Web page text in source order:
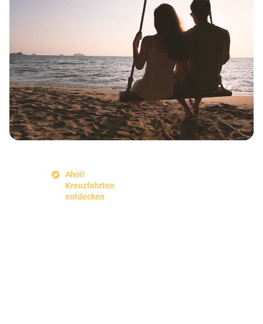
Ahoi!
Kreuzfahrten
entdecken